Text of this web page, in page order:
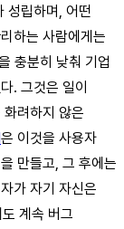
성립하며, 어떤
하는 사람에게는
충분히 낮춰 기업
. 그것은 일이
려하지 않은
은 이것을 사용자
만들고, 그 후에는
가 자기 자신은
계속 버그